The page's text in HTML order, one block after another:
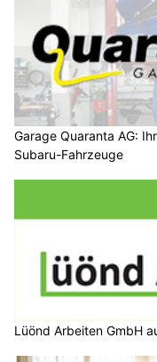
Garage Quaranta AG:
Subaru-Fahrzeuge
Lüönd Arbeiten GmbH